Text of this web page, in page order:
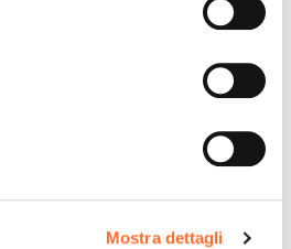
Mostra dettagli